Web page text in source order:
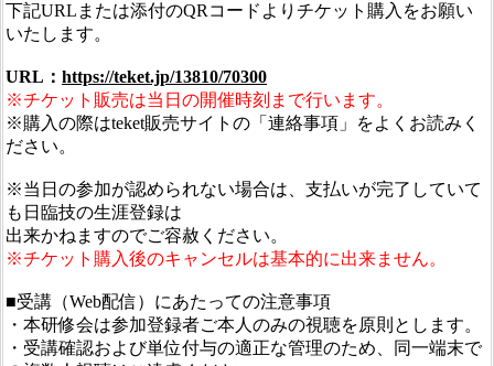
下記URLまたは添付のQRコードよりチケット購入をお願い
いたします。
URL： https://teket.jp/13810/70300
※チケット販売は当日の開催時刻まで行います。
※購入の際はteket販売サイトの「連絡事項」をよくお読みく
ださい。
※当日の参加が認められない場合は、支払いが完了していて
も日臨技の生涯登録は
出来かねますのでご容赦ください。
※チケット購入後のキャンセルは基本的に出来ません。
■受講（Web配信）にあたっての注意事項
・本研修会は参加登録者ご本人のみの視聴を原則とします。
・受講確認および単位付与の適正な管理のため、同一端末で